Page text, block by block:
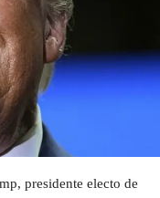
presidente electo de